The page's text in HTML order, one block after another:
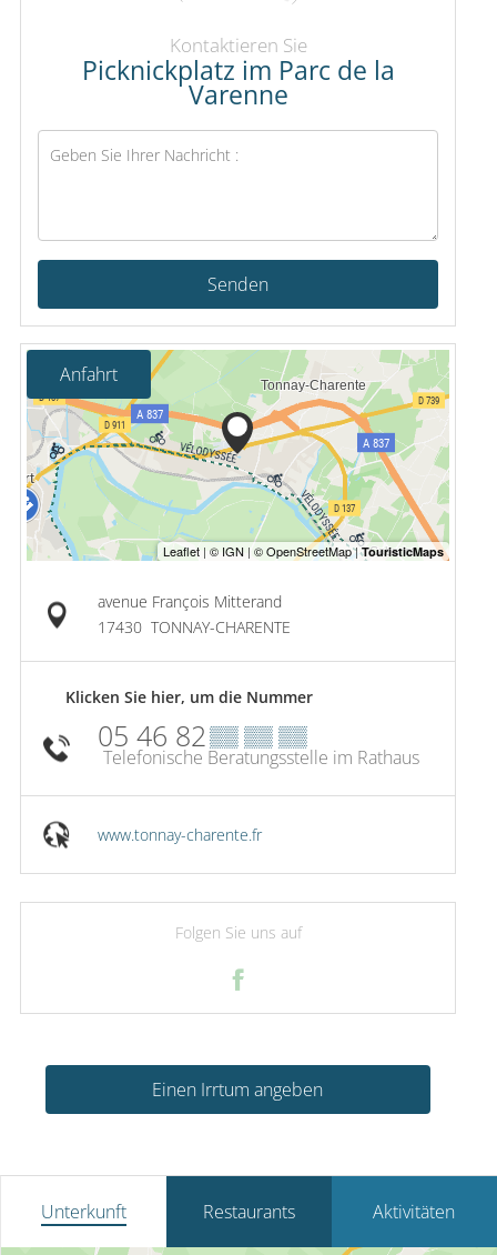
Kontaktieren Sie
Picknickplatz im Parc de la
Varenne
Senden
Anfahrt
avenue François Mitterand
17430 TONNAY-CHARENTE
Klicken Sie hier, um die Nummer
05 46 82▒▒ ▒▒ ▒▒
Telefonische Beratungsstelle im Rathaus
www.tonnay-charente.fr
Folgen Sie uns auf
Einen Irrtum angeben
Unterkunft Restaurants Aktivitäten